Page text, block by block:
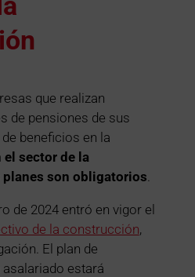
que realizan
de pensiones de sus
beneficios en la
el sector de la
son obligatorios
de 2024 entró en vigor el
de la construcción,
El plan de
estará